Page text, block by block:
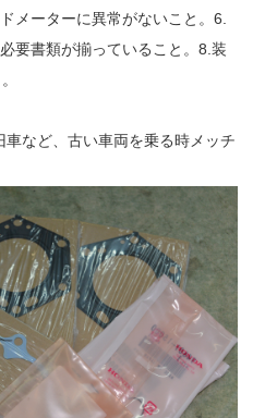
メーターに異常がないこと。6.
要書類が揃っていること。8.装
など、古い車両を乗る時メッチ